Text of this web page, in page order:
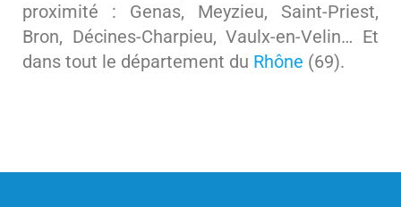
proximité : Genas, Meyzieu, Saint-Priest,
Bron, Décines-Charpieu, Vaulx-en-Velin… Et
dans tout le département du Rhône (69).